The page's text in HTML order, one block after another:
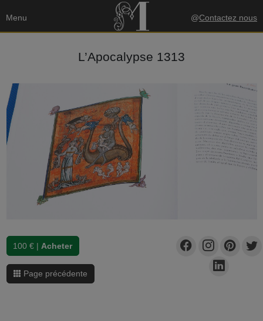
Menu @Contactez nous
L’Apocalypse 1313
100 € | Acheter
Page précédente